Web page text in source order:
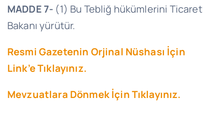
MADDE 7- (1) Bu Tebliğ hükümlerini Ticaret
Bakanı yürütür.
Resmi Gazetenin Orjinal Nüshası İçin
Link’e Tıklayınız.
Mevzuatlara Dönmek İçin Tıklayınız.